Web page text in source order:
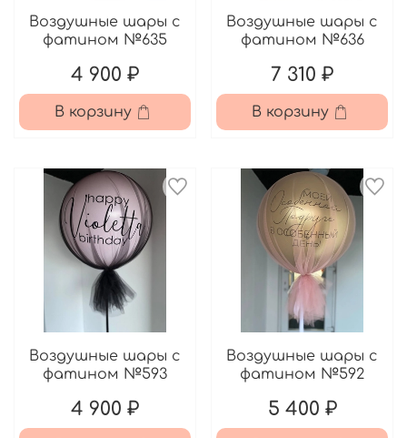
Воздушные шары с
фатином №635
4 900 ₽
В корзину
Воздушные шары с
фатином №636
7 310 ₽
В корзину
Воздушные шары с
фатином №593
4 900 ₽
Воздушные шары с
фатином №592
5 400 ₽